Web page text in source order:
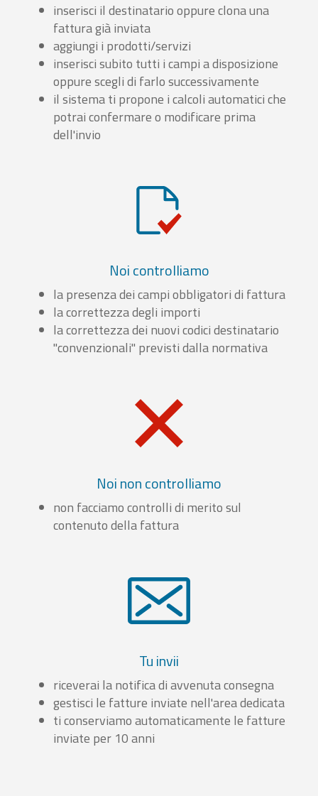
inserisci il destinatario oppure clona una
fattura già inviata
aggiungi i prodotti/servizi
inserisci subito tutti i campi a disposizione
oppure scegli di farlo successivamente
il sistema ti propone i calcoli automatici che
potrai confermare o modificare prima
dell'invio
Noi controlliamo
la presenza dei campi obbligatori di fattura
la correttezza degli importi
la correttezza dei nuovi codici destinatario
"convenzionali" previsti dalla normativa
Noi non controlliamo
non facciamo controlli di merito sul
contenuto della fattura
Tu invii
riceverai la notifica di avvenuta consegna
gestisci le fatture inviate nell'area dedicata
ti conserviamo automaticamente le fatture
inviate per 10 anni